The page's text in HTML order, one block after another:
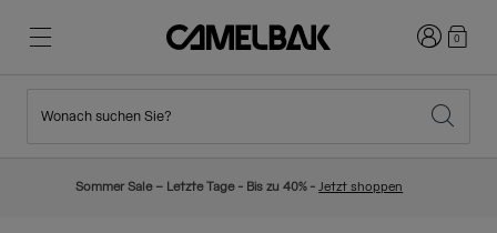
Neuigkeiten
Anmelden
0
Wonach suchen Sie?
Sommer Sale – Letzte Tage - Bis zu 40% -Jetzt shoppen